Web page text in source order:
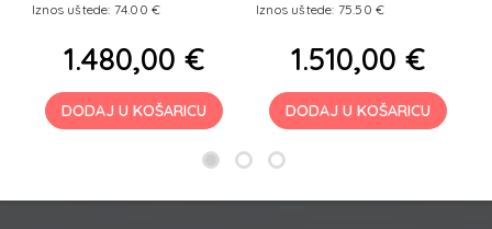
Iznos uštede: 74.00 €
1.480,00 €
DODAJ U KOŠARICU
Iznos uštede: 75.50 €
1.510,00 €
DODAJ U KOŠARICU